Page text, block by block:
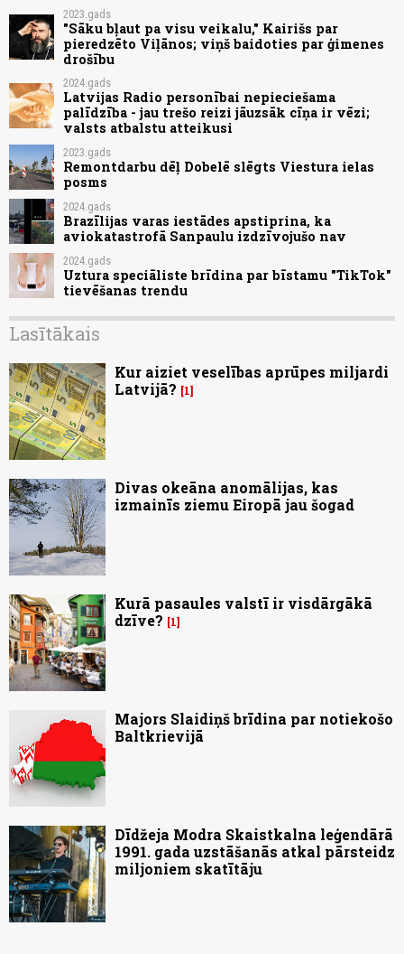
2023.gads
"Sāku bļaut pa visu veikalu," Kairišs par
pieredzēto Viļānos; viņš baidoties par ģimenes
drošību
2024.gads
Latvijas Radio personībai nepieciešama
palīdzība - jau trešo reizi jāuzsāk cīņa ir vēzi;
valsts atbalstu atteikusi
2023.gads
Remontdarbu dēļ Dobelē slēgts Viestura ielas
posms
2024.gads
Brazīlijas varas iestādes apstiprina, ka
aviokatastrofā Sanpaulu izdzīvojušo nav
2024.gads
Uztura speciāliste brīdina par bīstamu "TikTok"
tievēšanas trendu
Lasītākais
Kur aiziet veselības aprūpes miljardi
Latvijā?
1
Divas okeāna anomālijas, kas
izmainīs ziemu Eiropā jau šogad
Kurā pasaules valstī ir visdārgākā
dzīve?
1
Majors Slaidiņš brīdina par notiekošo
Baltkrievijā
Dīdžeja Modra Skaistkalna leģendārā
1991. gada uzstāšanās atkal pārsteidz
miljoniem skatītāju